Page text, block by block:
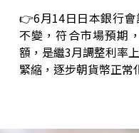
👉6月14日日本銀行
不變，符合市場預期
額，是繼3月調整利率
緊縮，逐步朝貨幣正常